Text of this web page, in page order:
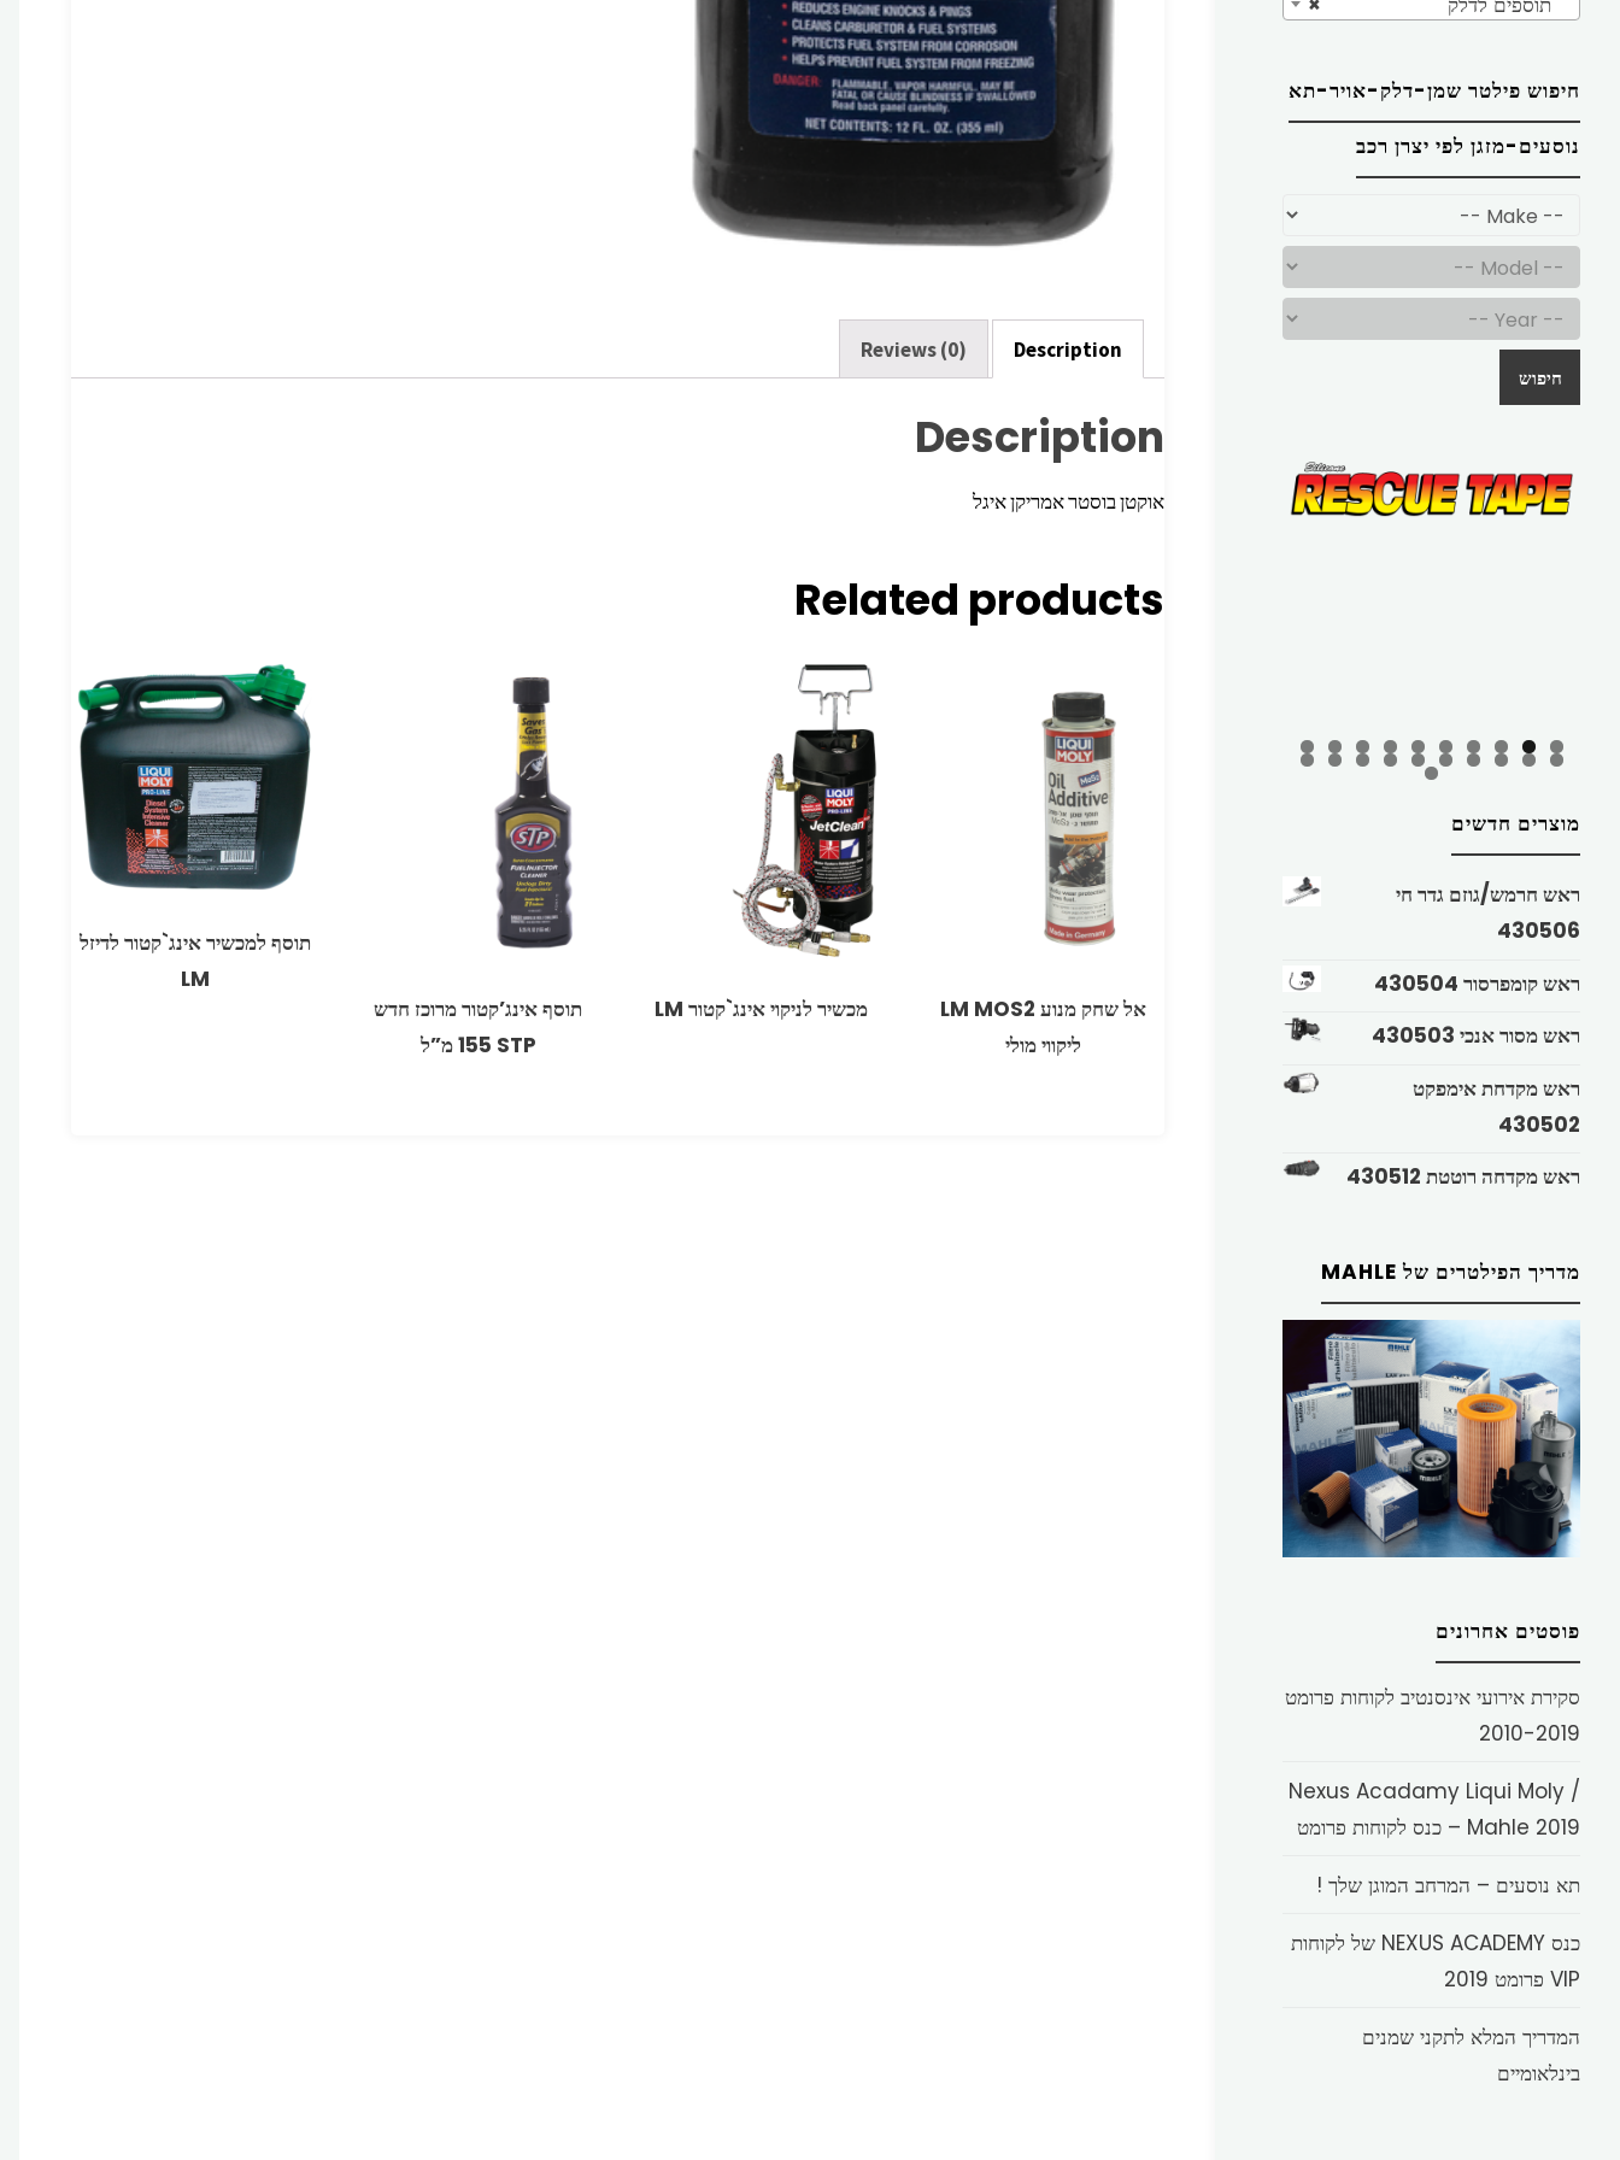
Description
Reviews (0)
Description
אוקטן בוסטר אמריקן איגל
Related products
אל שחק מנוע MOS2 ‏LM
ליקווי מולי
מכשיר לניקוי אינג`קטור LM
תוסף אינג’קטור מרוכז חדש
תוסף למכשיר אינג`קטור לדיזל
חיפוש פילטר שמן-דלק-אויר-תא
נוסעים-מזגן לפי יצרן רכב
חיפוש
מוצרים חדשים
ראש חרמש/גוזם גדר חי
430506
ראש קומפרסור 430504
ראש מסור אנכי 430503
ראש מקדחת אימפקט
430502
ראש מקדחה רוטטת 430512
מדריך הפילטרים של MAHLE
פוסטים אחרונים
סקירת אירועי אינסנטיב לקוחות פרומט
2010-2019
Nexus Acadamy Liqui Moly /
Mahle 2019 – כנס לקוחות פרומט
תא נוסעים – המרחב המוגן שלך !
כנס NEXUS ACADEMY של לקוחות
VIP פרומט 2019
המדריך המלא לתקני שמנים
בינלאומיים